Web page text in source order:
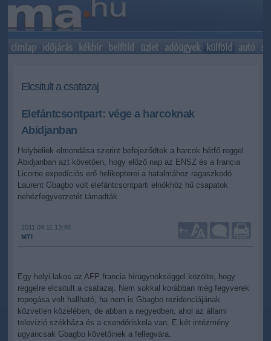
címlap időjárás kékhír belföld üzlet adóügyek külföld autó
Elcsitult a csatazaj
Elefántcsontpart: vége a harcoknak
Abidjanban
Helybeliek elmondása szerint befejeződtek a harcok hétfő reggel
Abidjanban azt követően, hogy előző nap az ENSZ és a francia
Licorne expedíciós erő helikopterei a hatalmához ragaszkodó
Laurent Gbagbo volt elefántcsontparti elnökhöz hű csapatok
nehézfegyverzetét támadták.
2011.04.11 13:48
MTI
+-
Egy helyi lakos az AFP francia hírügynökséggel közölte, hogy
reggelre elcsitult a csatazaj. Nem sokkal korábban még fegyverek
ropogása volt hallható, ha nem is Gbagbo rezidenciájának
közvetlen közelében, de abban a negyedben, ahol az állami
televízió székháza és a csendőriskola van. E két intézmény
ugyancsak Gbagbo követőinek a fellegvára.